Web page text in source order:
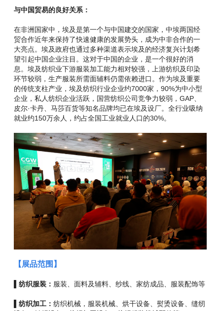
与中国贸易的良好关系：
在非洲国家中，埃及是第一个与中国建交的国家，中埃两国经
贸合作近年来保持了快速健康的发展势头，成为中非合作的一
大亮点。埃及政府也通过多种渠道表示埃及的经济复兴计划希
望引起中国企业注目。这对于中国的企业，是一个很好的消
息。埃及纺织业下游服装加工能力相对较强，上游纺织及印染
环节较弱，生产服装所需面辅料仍需依赖进口。作为埃及重要
的传统支柱产业，埃及纺织行业企业约7000家，90%为中小型
企业，私人纺织企业活跃，国营纺织公司竞争力较弱，GAP、
皮尔·卡丹、马莎百货等知名品牌均已在埃及设厂。全行业吸纳
就业约150万余人，约占全国工业就业人口的30%。
【展品范围】
▌纺织服装： 服装、面料及辅料、纱线、家纺成品、服装配饰等
▌纺织加工：纺织机械，服装机械、烘干设备、熨烫设备、缝纫